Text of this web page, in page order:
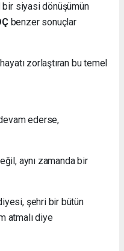
bir siyasi dönüşümün
benzer sonuçlar
zorlaştıran bu temel
ederse,
aynı zamanda bir
şehri bir bütün
atmalı diye